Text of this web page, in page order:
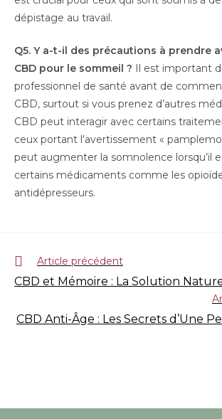
dépistage au travail.
Q5. Y a-t-il des précautions à prendre
CBD pour le sommeil ? Il est important
professionnel de santé avant de
CBD, surtout si vous prenez d’autres
CBD peut interagir avec certains
ceux portant l’avertissement «
peut augmenter la somnolence lorsqu’il
certains médicaments comme les
antidépresseurs.
Article précédent
CBD et Mémoire : La Solution
CBD Anti-Âge : Les Secrets d’Une